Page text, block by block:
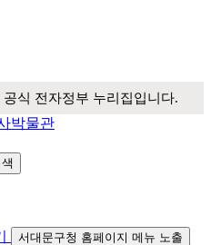
식 전자정부 누리집입니다.
박물관
서대문구청 홈페이지 메뉴 노출